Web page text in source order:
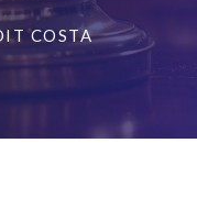
COSTA